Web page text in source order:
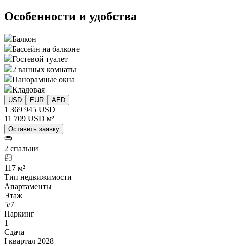
Особенности и удобства
Балкон
Бассейн на балконе
Гостевой туалет
2 ванных комнаты
Панорамные окна
Кладовая
USD EUR AED
1 369 945 USD
11 709 USD м²
Оставить заявку
2 спальни
117 м²
Тип недвижимости
Апартаменты
Этаж
5/7
Паркинг
1
Сдача
I квартал 2028